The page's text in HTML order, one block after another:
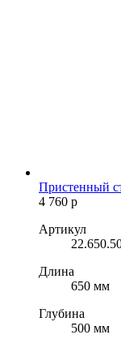
Пристенный
4 760 р
Артикул
Длина
650 мм
Глубина
500 мм